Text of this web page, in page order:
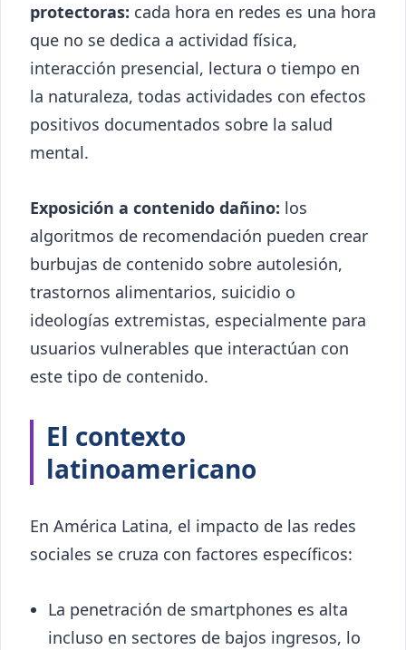
protectoras: cada hora en redes es una hora
que no se dedica a actividad física,
interacción presencial, lectura o tiempo en
la naturaleza, todas actividades con efectos
positivos documentados sobre la salud
mental.
Exposición a contenido dañino: los
algoritmos de recomendación pueden crear
burbujas de contenido sobre autolesión,
trastornos alimentarios, suicidio o
ideologías extremistas, especialmente para
usuarios vulnerables que interactúan con
este tipo de contenido.
El contexto
latinoamericano
En América Latina, el impacto de las redes
sociales se cruza con factores específicos:
La penetración de smartphones es alta
incluso en sectores de bajos ingresos, lo